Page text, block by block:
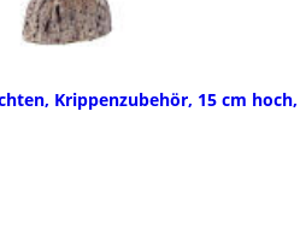
Krippenzubehör, 15 cm